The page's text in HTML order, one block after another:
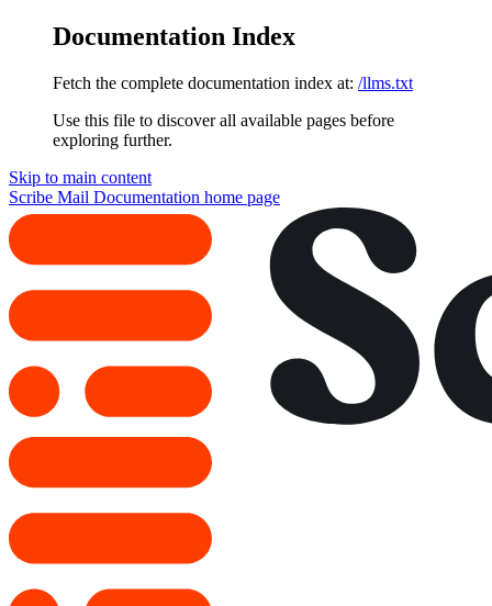
Documentation Index
Fetch the complete documentation index at: /llms.txt
Use this file to discover all available pages before
exploring further.
Skip to main content
Scribe Mail Documentation home page